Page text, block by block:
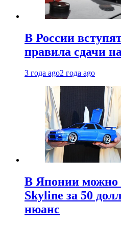
В России
правила сдачи
3 года ago2 года ago
В Японии можно
Skyline за 50
нюанс